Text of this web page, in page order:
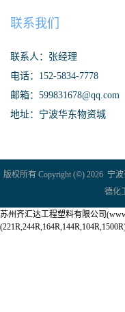
联系我们
联系人：张经理
电话：152-5834-7778
邮箱：599831678@qq.com
地址：宁波华东物资城
版权所有 Copyright (©) 2026 宁
德化
苏州齐汇达工程塑料有限公司